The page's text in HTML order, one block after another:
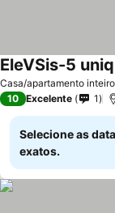
Casa/apartamento inteiro
EleVSis-5
10 Excelente 1
Selecione as
exatos.